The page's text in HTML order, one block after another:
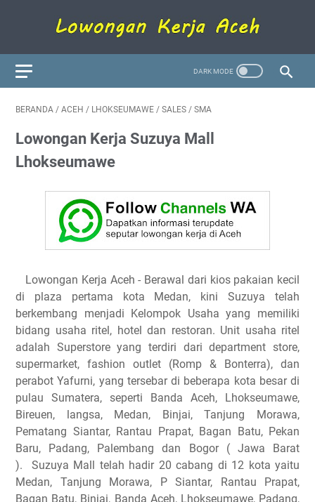
BERANDA / ACEH / LHOKSEUMAWE / SALES / SMA
Lowongan Kerja Suzuya Mall
Lhokseumawe
Lowongan Kerja Aceh - Berawal dari kios pakaian kecil
di plaza pertama kota Medan, kini Suzuya telah
berkembang menjadi Kelompok Usaha yang memiliki
bidang usaha ritel, hotel dan restoran. Unit usaha ritel
adalah Superstore yang terdiri dari department store,
supermarket, fashion outlet (Romp & Bonterra), dan
perabot Yafurni, yang tersebar di beberapa kota besar di
pulau Sumatera, seperti Banda Aceh, Lhokseumawe,
Bireuen, langsa, Medan, Binjai, Tanjung Morawa,
Pematang Siantar, Rantau Prapat, Bagan Batu, Pekan
Baru, Padang, Palembang dan Bogor ( Jawa Barat
). Suzuya Mall telah hadir 20 cabang di 12 kota yaitu
Medan, Tanjung Morawa, P Siantar, Rantau Prapat,
Bagan Batu, Binjai, Banda Aceh, Lhokseumawe, Padang,